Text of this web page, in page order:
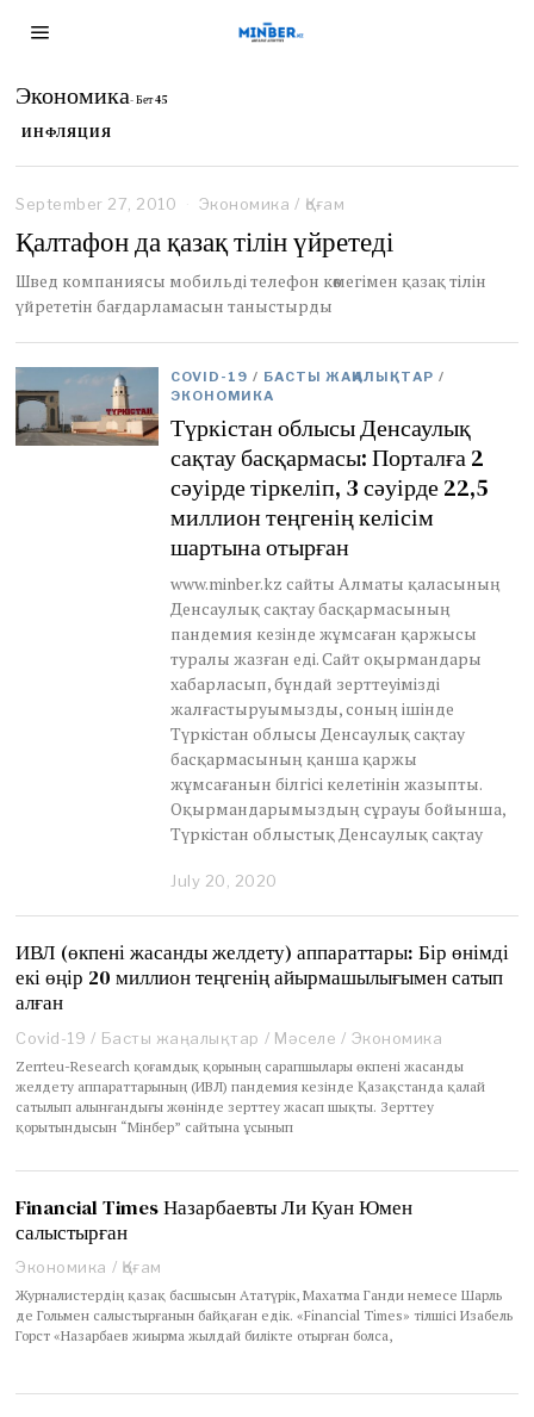
Экономика- Бет 45
ИНФЛЯЦИЯ
September 27, 2010
v
m
b
1
,
2
0
2
0
Экономика / Қоғам
Қалтафон да қазақ тілін үйретеді
Швед компаниясы мобильді телефон көмегімен қазақ тілін
үйрететін бағдарламасын таныстырды
COVID-19 / БАСТЫ ЖАҢАЛЫҚТАР /
ЭКОНОМИКА
Түркістан облысы Денсаулық
сақтау басқармасы: Порталға 2
сәуірде тіркеліп, 3 сәуірде 22,5
миллион теңгенің келісім
шартына отырған
www.minber.kz сайты Алматы қаласының
Денсаулық сақтау басқармасының
пандемия кезінде жұмсаған қаржысы
туралы жазған еді. Сайт оқырмандары
хабарласып, бұндай зерттеуімізді
жалғастыруымызды, соның ішінде
Түркістан облысы Денсаулық сақтау
басқармасының қанша қаржы
жұмсағанын білгісі келетінін жазыпты.
Оқырмандарымыздың сұрауы бойынша,
Түркістан облыстық Денсаулық сақтау
July 20, 2020
e
3
0
2
2
1
ИВЛ (өкпені жасанды желдету) аппараттары: Бір өнімді
екі өңір 20 миллион теңгенің айырмашылығымен сатып
алған
Covid-19 / Басты жаңалықтар / Мәселе / Экономика
Zerrteu-Research қоғамдық қорының сарапшылары өкпені жасанды
желдету аппараттарының (ИВЛ) пандемия кезінде Қазақстанда қалай
сатылып алынғандығы жөнінде зерттеу жасап шықты. Зерттеу
қорытындысын “Мінбер” сайтына ұсынып
Financial Times Назарбаевты Ли Куан Юмен
салыстырған
Экономика / Қоғам
Журналистердің қазақ басшысын Ататүрік, Махатма Ганди немесе Шарль
де Гольмен салыстырғанын байқаған едік. «Financial Times» тілшісі Изабель
Горст «Назарбаев жиырма жылдай билікте отырған болса,